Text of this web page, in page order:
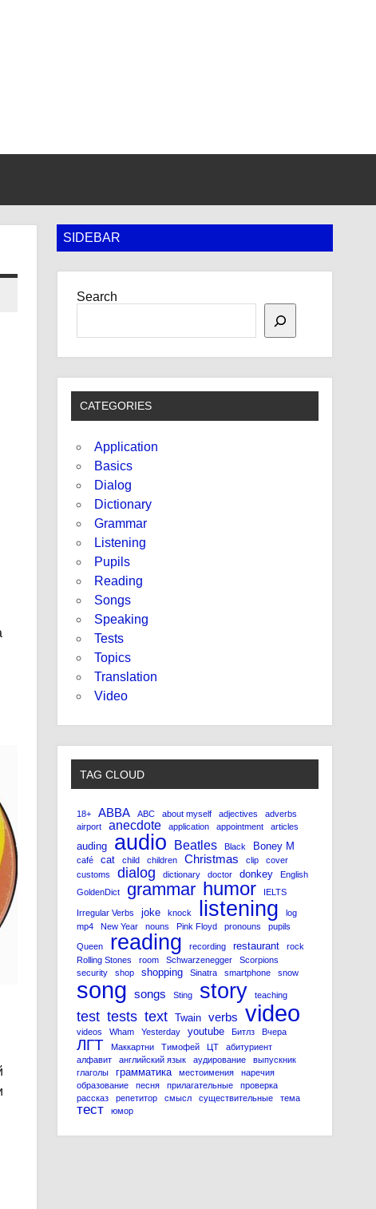
SIDEBAR
Search
CATEGORIES
Application
Basics
Dialog
Dictionary
Grammar
Listening
Pupils
Reading
Songs
Speaking
Tests
Topics
Translation
Video
TAG CLOUD
18+ ABBA ABC about myself adjectives
adverbs
airport
anecdote application appointment articles
auding audio Beatles Black Boney M
café cat child children Christmas clip
cover
customs
dialog dictionary doctor donkey
English
GoldenDict
grammar humor IELTS
Irregular Verbs joke knock listening
log
mp4
New Year nouns Pink Floyd pronouns pupils
Queen reading recording restaurant
rock
Rolling Stones
room Schwarzenegger
Scorpions
security
shop shopping Sinatra smartphone snow
song songs Sting story teaching
test tests text Twain verbs video
videos Wham Yesterday youtube Битлз Вчера
ЛГТ Маккартни Тимофей ЦТ
абитуриент
алфавит
английский язык аудирование
выпускник
глаголы
грамматика местоимения
наречия
образование
песня прилагательные
проверка
рассказ
репетитор смысл существительные тема
тест юмор